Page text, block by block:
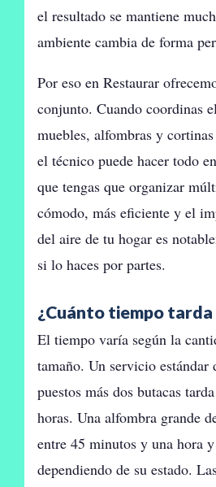
el resultado se mantiene
ambiente cambia de forma
Por eso en Restaurar
conjunto. Cuando coordinas
muebles, alfombras y
el técnico puede hacer todo
que tengas que organizar
cómodo, más eficiente y el
del aire de tu hogar es
si lo haces por partes.
¿Cuánto tiempo tarda
El tiempo varía según la
tamaño. Un servicio estándar
puestos más dos butacas
horas. Una alfombra grande
entre 45 minutos y una hora
dependiendo de su estado.